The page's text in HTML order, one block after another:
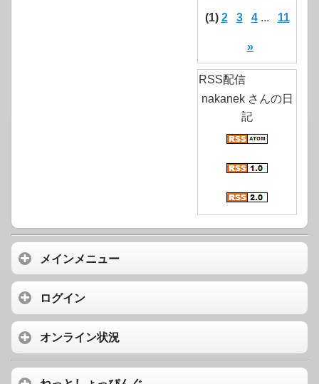
(1) 2 3 4... 11
»
RSS配信
nakanek さんの日
記
メインメニュー
ログイン
オンライン状況